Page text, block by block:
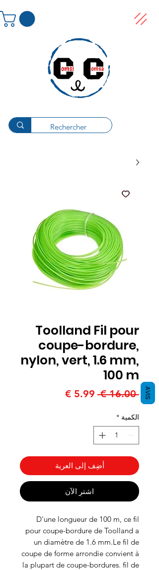
Toolland Fil pour
coupe-bordure,
nylon, vert, 1.6 mm,
100 m
‏16.00 €
سعر
سعر
الكمية *
أضِف إلى العربة
اشترِ الآن
D'une longueur de 100 m, ce fil
pour coupe-bordure de Toolland a
un diamètre de 1.6 mm.Le fil de
coupe de forme arrondie convient à
la plupart de coupe-bordures. fil de
AVIS